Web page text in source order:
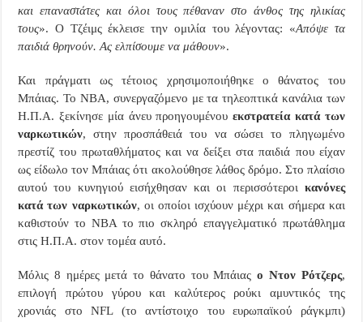
και επαναστάτες και όλοι τους πέθαναν στο άνθος της ηλικίας
τους». Ο Τζέιμς έκλεισε την ομιλία του λέγοντας: «Απόψε τα
παιδιά θρηνούν. Ας ελπίσουμε να μάθουν».
Και πράγματι ως τέτοιος χρησιμοποιήθηκε ο θάνατος του
Μπάιας. Το NBA, συνεργαζόμενο με τα τηλεοπτικά κανάλια των
Η.Π.Α. ξεκίνησε μία άνευ προηγουμένουεκστρατεία κατά των
ναρκωτικών, στην προσπάθειά του να σώσει το πληγωμένο
πρεστίζ του πρωταθλήματος και να δείξει στα παιδιά που είχαν
ως είδωλο τον Μπάιας ότι ακολούθησε λάθος δρόμο. Στο πλαίσιο
αυτού του κυνηγιού εισήχθησαν και οι περισσότεροι κανόνες
κατά των ναρκωτικών, οι οποίοι ισχύουν μέχρι και σήμερα και
καθιστούν το NBAτο πιο σκληρό επαγγελματικό πρωτάθλημα
στις Η.Π.Α. στον τομέα αυτό.
Μόλις 8 ημέρες μετά το θάνατο του Μπάιαςο Ντον Ρότζερς,
επιλογή πρώτου γύρου και καλύτερος ρούκι αμυντικός της
χρονιάς στοNFL(το αντίστοιχο του ευρωπαϊκού ράγκμπι)